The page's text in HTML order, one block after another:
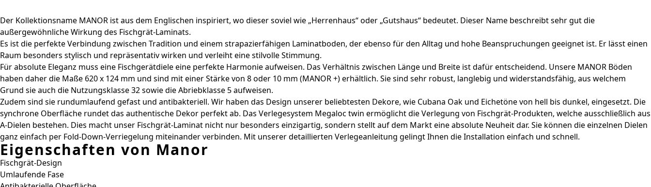
Der Kollektionsname MANOR ist aus dem Englischen inspiriert, wo dieser soviel wie „Herrenhaus“ oder „Gutshaus“ bedeutet. Dieser Name beschreibt sehr gut die
außergewöhnliche Wirkung des Fischgrät-Laminats.
Es ist die perfekte Verbindung zwischen Tradition und einem strapazierfähigen Laminatboden, der ebenso für den Alltag und hohe Beanspruchungen geeignet ist. Er lässt einen
Raum besonders stylisch und repräsentativ wirken und verleiht eine stilvolle Stimmung.
Für absolute Eleganz muss eine Fischgerätdiele eine perfekte Harmonie aufweisen. Das Verhältnis zwischen Länge und Breite ist dafür entscheidend. Unsere MANOR Böden
haben daher die Maße 620 x 124 mm und sind mit einer Stärke von 8 oder 10 mm (MANOR +) erhältlich. Sie sind sehr robust, langlebig und widerstandsfähig, aus welchem
Grund sie auch die Nutzungsklasse 32 sowie die Abriebklasse 5 aufweisen.
Zudem sind sie rundumlaufend gefast und antibakteriell. Wir haben das Design unserer beliebtesten Dekore, wie Cubana Oak und Eichetöne von hell bis dunkel, eingesetzt. Die
synchrone Oberfläche rundet das authentische Dekor perfekt ab. Das Verlegesystem Megaloc twin ermöglicht die Verlegung von Fischgrät-Produkten, welche ausschließlich aus
A-Dielen bestehen. Dies macht unser Fischgrät-Laminat nicht nur besonders einzigartig, sondern stellt auf dem Markt eine absolute Neuheit dar. Sie können die einzelnen Dielen
ganz einfach per Fold-Down-Verriegelung miteinander verbinden. Mit unserer detaillierten Verlegeanleitung gelingt Ihnen die Installation einfach und schnell.
Eigenschaften von Manor
Fischgrät-Design
Umlaufende Fase